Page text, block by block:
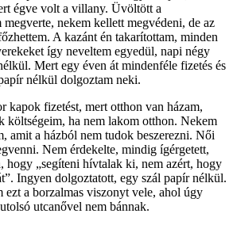
égve volt a villany. Üvöltött a
megverte, nekem kellett megvédeni, de az
A kazánt én takarítottam, minden
így neveltem egyedül, napi négy
Mert egy éven át mindenféle fizetés és
nélkül dolgoztam neki.
kapok fizetést, mert otthon van házam,
költségeim, ha nem lakom otthon. Nekem
amit a házból nem tudok beszerezni. Női
Nem érdekelte, mindig ígérgetett,
hogy „segíteni hívtalak ki, nem azért, hogy
Ingyen dolgoztatott, egy szál papír nélkül.
ezt a borzalmas viszonyt vele, ahol úgy
utcanővel nem bánnak.